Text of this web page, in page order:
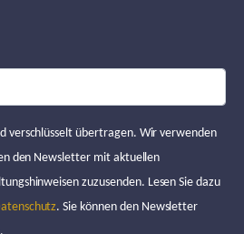
verschlüsselt übertragen. Wir verwenden
den Newsletter mit aktuellen
zuzusenden. Lesen Sie dazu
. Sie können den Newsletter